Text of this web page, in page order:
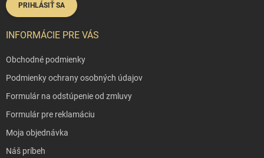
PRIHLÁSIŤ SA
INFORMÁCIE PRE VÁS
Obchodné podmienky
Podmienky ochrany osobných údajov
Formulár na odstúpenie od zmluvy
Formulár pre reklamáciu
Moja objednávka
Náš príbeh